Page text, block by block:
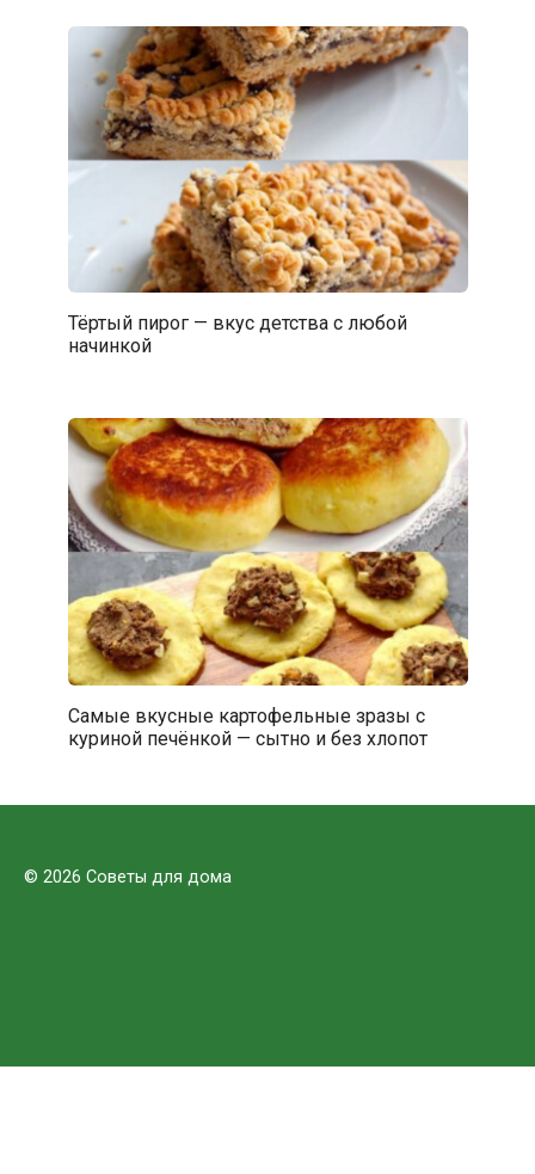
Тёртый пирог — вкус детства с любой
начинкой
Самые вкусные картофельные зразы с
куриной печёнкой — сытно и без хлопот
© 2026 Советы для дома